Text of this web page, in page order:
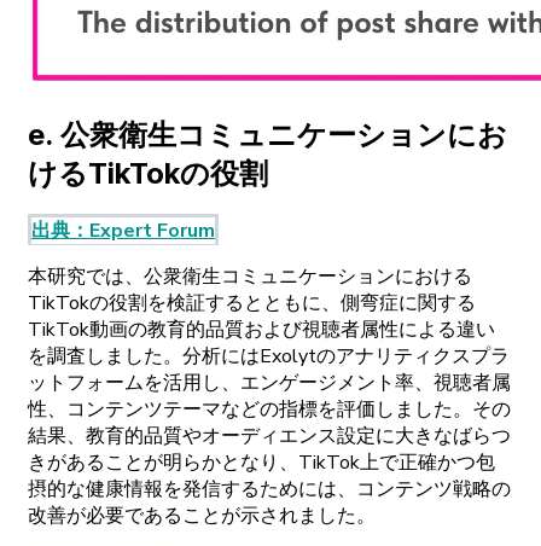
e. 公衆衛生コミュニケーションにお
けるTikTokの役割
出典 ： Expert Forum
本研究では、 公衆衛生コミュニケーションにおける
TikTokの役割を検証するとともに、 側弯症に関する
TikTok動画の教育的品質および視聴者属性による違い
を調査しました。 分析にはExolytのアナリティクスプラ
ットフォームを活用し、 エンゲージメント率、 視聴者属
性、 コンテンツテーマなどの指標を評価しました。 その
結果、 教育的品質やオーディエンス設定に大きなばらつ
きがあることが明らかとなり、 TikTok上で正確かつ包
摂的な健康情報を発信するためには、 コンテンツ戦略の
改善が必要であることが示されました。